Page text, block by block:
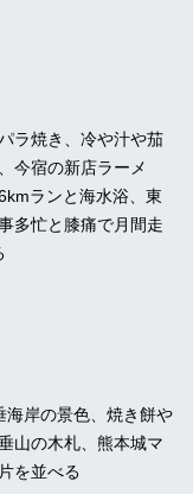
ラ焼き、冷や汁や茄
今宿の新店ラーメ
ランと海水浴、東
多忙と膝痛で月間走
海岸の景色、焼き餅や
山の木札、熊本城マ
を並べる